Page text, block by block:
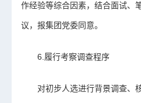
作经验等综合因素，结合面试、
议，报集团党委同意。
6.履行考察调查程序
对初步人选进行背景调查、